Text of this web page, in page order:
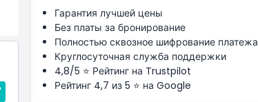
Гарантия лучшей цены
Без платы за бронирование
Полностью сквозное шифрование платежа
Круглосуточная служба поддержки
4,8/5 ⭐ Рейтинг на Trustpilot
Рейтинг 4,7 из 5 ⭐ на Google